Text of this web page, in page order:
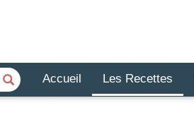
Accueil Les Recettes